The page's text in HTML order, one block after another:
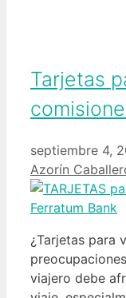
Tarjetas
septiembre 4,
Azorín
¿Tarjetas para
viajero debe